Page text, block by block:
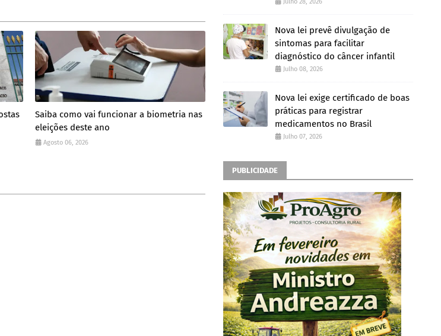
Saiba como vai funcionar a biometria nas
eleições deste ano
Agosto 06, 2026
Nova lei prevê divulgação de
sintomas para facilitar
diagnóstico do câncer infantil
Julho 08, 2026
Nova lei exige certificado de boas
práticas para registrar
medicamentos no Brasil
Julho 07, 2026
PUBLICIDADE